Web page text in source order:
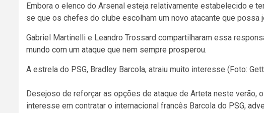
Embora o elenco do Arsenal esteja relativamente estabelecido e
se que os chefes do clube escolham um novo atacante que possa
Gabriel Martinelli e Leandro Trossard compartilharam essa
mundo com um ataque que nem sempre prosperou.
A estrela do PSG, Bradley Barcola, atraiu muito interesse (Foto:
Desejoso de reforçar as opções de ataque de Arteta neste verão,
interesse em contratar o internacional francês Barcola do PSG,